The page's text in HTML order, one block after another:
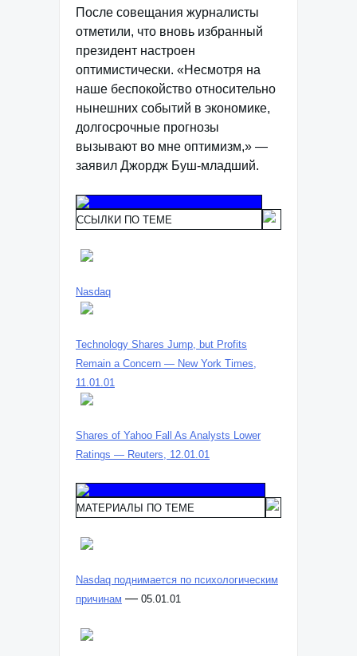
После совещания журналисты
отметили, что вновь избранный
президент настроен
оптимистически. «Несмотря на
наше беспокойство относительно
нынешних событий в экономике,
долгосрочные прогнозы
вызывают во мне оптимизм,» —
заявил Джордж Буш-младший.
ССЫЛКИ ПО ТЕМЕ
Nasdaq
Technology Shares Jump, but Profits
Remain a Concern — New York Times,
11.01.01
Shares of Yahoo Fall As Analysts Lower
Ratings — Reuters, 12.01.01
МАТЕРИАЛЫ ПО ТЕМЕ
Nasdaq поднимается по психологическим
причинам — 05.01.01